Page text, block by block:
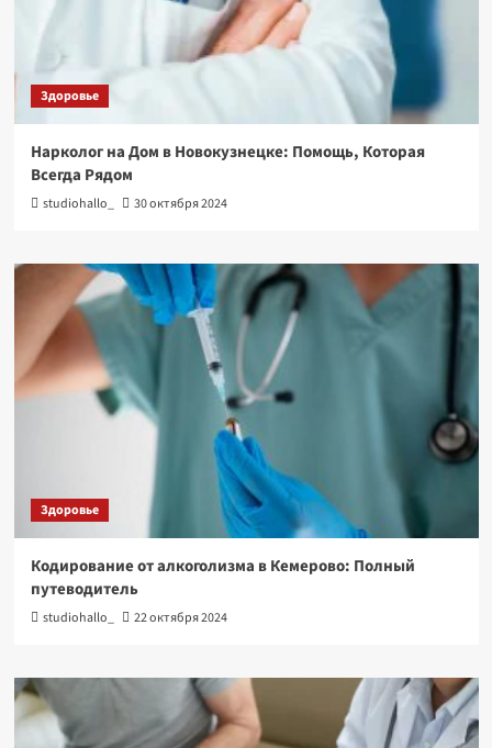
Здоровье
Нарколог на Дом в Новокузнецке: Помощь, Которая
Всегда Рядом
studiohallo_ 30 октября 2024
Здоровье
Кодирование от алкоголизма в Кемерово: Полный
путеводитель
studiohallo_ 22 октября 2024